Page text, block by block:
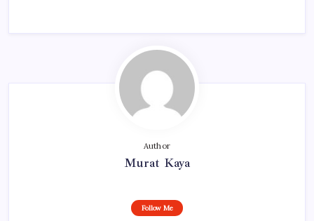
Author
Murat Kaya
Follow Me